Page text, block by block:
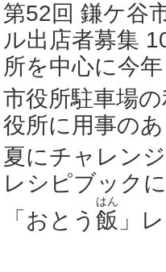
第52回 鎌ケ谷
ル出店者募集
所を中心に今
市役所駐車場
役所に用事の
夏にチャレン
レシピブック
「おとう 飯
はん
」